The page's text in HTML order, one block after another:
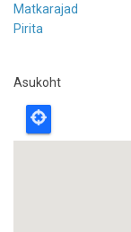
Matkarajad
Pirita
Asukoht